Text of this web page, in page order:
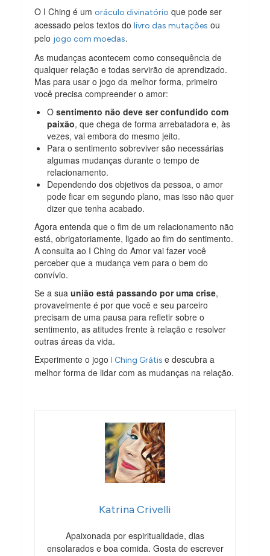
O I Ching é umoráculo divinatório que pode ser
acessado pelos textos dolivro das mutações ou
pelo jogo com moedas.
As mudanças acontecem como consequência de
qualquer relação e todas servirão de aprendizado.
Mas para usar o jogo da melhor forma, primeiro
você precisa compreender o amor:
Osentimento não deve ser confundido com
paixão, que chega de forma arrebatadora e, às
vezes, vai embora do mesmo jeito.
Para o sentimento sobreviver são necessárias
algumas mudanças durante o tempo de
relacionamento.
Dependendo dos objetivos da pessoa, o amor
pode ficar em segundo plano, mas isso não quer
dizer que tenha acabado.
Agora entenda que o fim de um relacionamento não
está, obrigatoriamente, ligado ao fim do sentimento.
A consulta ao I Ching do Amor vai fazer você
perceber que a mudança vem para o bem do
convívio.
Se a suaunião está passando por uma crise,
provavelmente é por que você e seu parceiro
precisam de uma pausa para refletir sobre o
sentimento, as atitudes frente à relação e resolver
outras áreas da vida.
Experimente o jogoI Ching Grátise descubra a
melhor forma de lidar com as mudanças na relação.
Katrina Crivelli
Apaixonada por espiritualidade, dias
ensolarados e boa comida. Gosta de escrever